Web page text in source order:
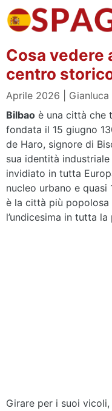
Vai
contenuto
Cosa vedere
centro
Aprile 2026
Gianluca
Bilbao è una città che
fondata il 15 giugno
de Haro, signore di
sua identità
invidiato in tutta
nucleo urbano e quasi
è la città più popolosa
l’undicesima in tutta la
Girare per i suoi